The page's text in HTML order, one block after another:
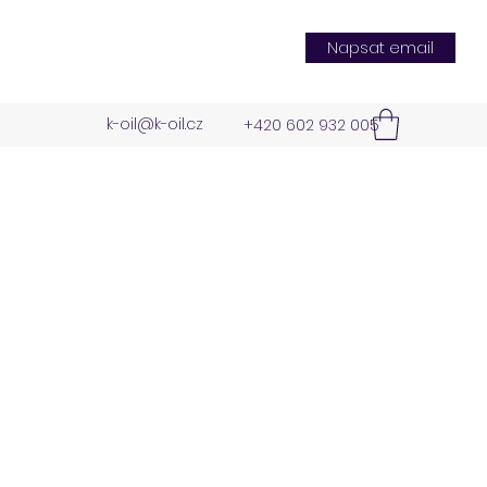
Napsat email
k-oil@k-oil.cz +420 602 932 005